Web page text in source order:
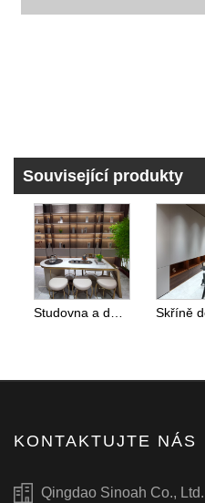
Související produkty
KONTAKTUJTE NÁS
Qingdao Sinoah Co., Ltd.